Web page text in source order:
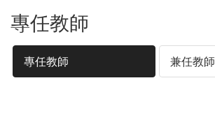
專任教師
專任教師 兼任教師